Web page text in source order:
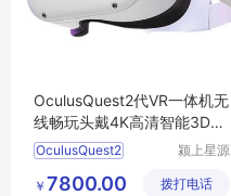
OculusQuest2代VR一体机无
线畅玩头戴4K高清智能3D眼
镜VR虚拟设备
OculusQuest2
颍上星源
有限公司
￥ 7800.00 拨打电话